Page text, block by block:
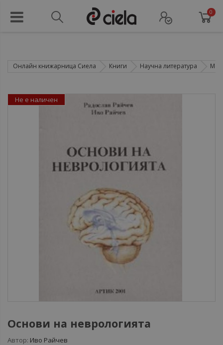
0
Онлайн книжарница Сиела Книги Научна литература
Основи на неврологията
Автор: Иво Райчев
Не е наличен